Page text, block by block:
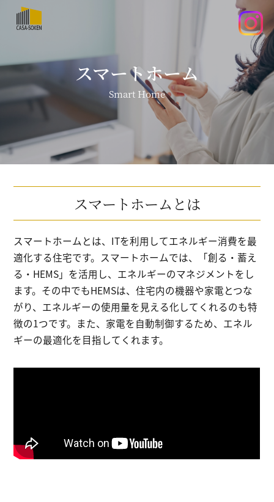
スマートホーム
Smart Home
スマートホームとは
スマートホームとは、ITを利用してエネルギー消費を最
適化する住宅です。 スマートホームでは、「創る・蓄え
る・HEMS」を活用し、エネルギーのマネジメントをし
ます。 その中でもHEMSは、住宅内の機器や家電とつな
がり、 エネルギーの使用量を見える化してくれるのも特
徴の1つです。 また、家電を自動制御するため、エネル
ギーの最適化を目指してくれます。